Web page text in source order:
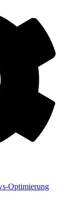
Optimierung